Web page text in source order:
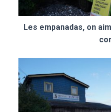
Les empanadas, on